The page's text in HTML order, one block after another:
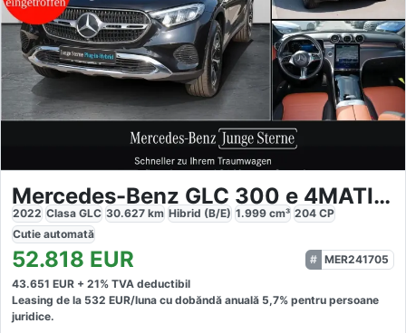
Mercedes-Benz GLC 300 e 4MATIC Avantgarde
2022 Clasa GLC 30.627 km Hibrid (B/E) 1.999 cm³ 204 CP
Cutie automată
52.818 EUR
MER241705
43.651 EUR + 21% TVA deductibil
Leasing de la 532 EUR/luna cu dobăndă anuală 5,7% pentru persoane
juridice.